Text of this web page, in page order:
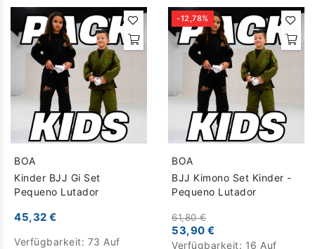
BOA
Kinder BJJ Gi Set
Pequeno Lutador
45,32 €
Verfügbarkeit: 73 Auf
-12,78%
BOA
BJJ Kimono Set Kinder -
Pequeno Lutador
61,80 €
53,90 €
Verfügbarkeit: 16 Auf